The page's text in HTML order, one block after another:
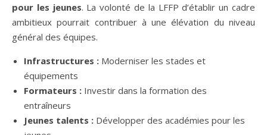
pour les jeunes. La volonté de la LFFP d’établir un cadre
ambitieux pourrait contribuer à une élévation du niveau
général des équipes.
Infrastructures : Moderniser les stades et
équipements
Formateurs : Investir dans la formation des
entraîneurs
Jeunes talents : Développer des académies pour les